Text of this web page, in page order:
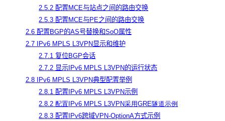
2.5.2 配置MCE与站点之间的路由交换
2.5.3 配置MCE与PE之间的路由交换
2.6 配置BGP的AS号替换和SoO属性
2.7 IPv6 MPLS L3VPN显示和维护
2.7.1 复位BGP会话
2.7.2 显示IPv6 MPLS L3VPN的运行状态
2.8 IPv6 MPLS L3VPN典型配置举例
2.8.1 配置IPv6 MPLS L3VPN示例
2.8.2 配置IPv6 MPLS L3VPN采用GRE隧道示例
2.8.3 配置IPv6跨域VPN-OptionA方式示例